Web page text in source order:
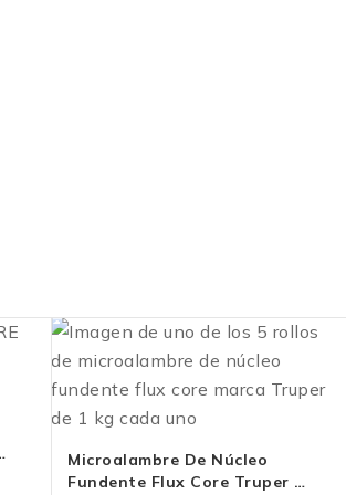
Microalambre De Núcleo
Fundente Flux Core Truper 5